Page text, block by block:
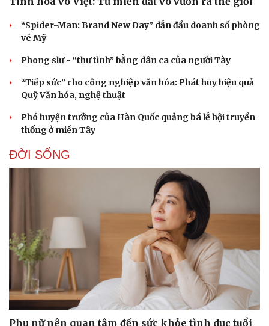
Doanh nghiệp 24h
Doanh nhân
Vì cộng đồng
Tin Công nghệ
Chuyển đổi số
“Spider-Man: Brand New Day” dẫn đầu doanh số phòng
vé Mỹ
Phong slư - “thư tình” bằng dân ca của người Tày
“Tiếp sức” cho công nghiệp văn hóa: Phát huy hiệu quả
Quỹ Văn hóa, nghệ thuật
Phó huyện trưởng của Hàn Quốc quảng bá lễ hội truyền
thống ở miền Tây
ĐỜI SỐNG
Phụ nữ nên quan tâm đến sức khỏe tình dục tuổi